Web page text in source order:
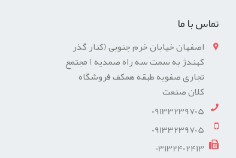
تماس با ما
اصفهان خیابان خرم جنوبی (کنار گذر
کهندژ به سمت سه راه صمدیه ) مجتمع
تجاری صفویه طبقه همکف فروشگاه
کلان صنعت
09133239705
09133239705
03132402413